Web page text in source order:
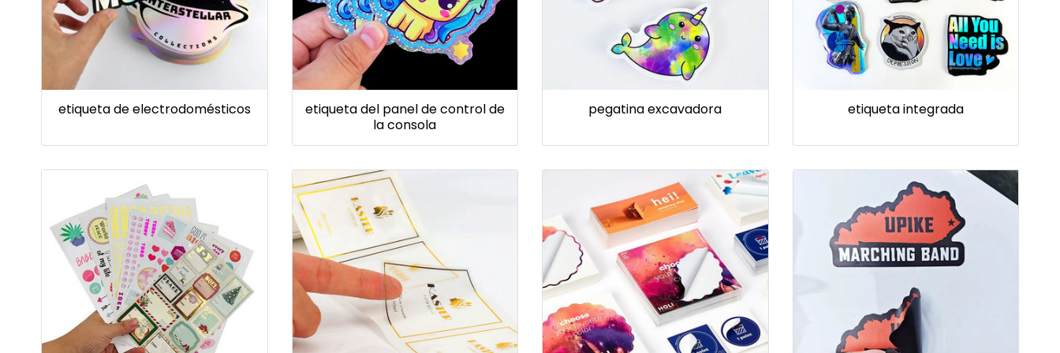
etiqueta de electrodomésticos
etiqueta del panel de control de
la consola
pegatina excavadora etiqueta integrada